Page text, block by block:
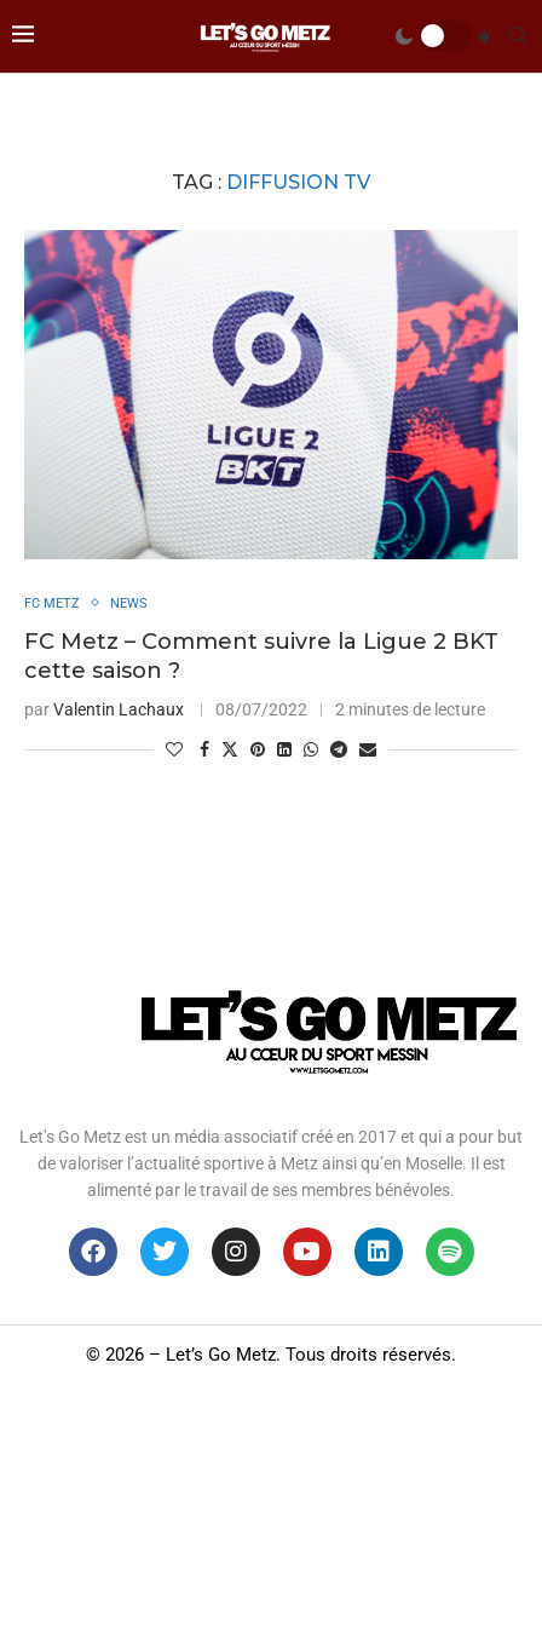
TAG : DIFFUSION TV
FC METZ NEWS
FC Metz – Comment suivre la Ligue 2 BKT
cette saison ?
parValentin Lachaux 08/07/2022 2 minutes de lecture
Let’s Go Metz est un média associatif créé en 2017 et qui a pour but
de valoriser l’actualité sportive à Metz ainsi qu’en Moselle. Il est
alimenté par le travail de ses membres bénévoles.
© 2026 – Let’s Go Metz. Tous droits réservés.